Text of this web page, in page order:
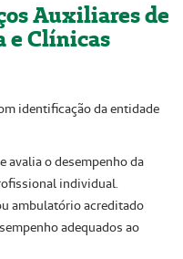
Auxiliares de
e Clínicas
identificação da entidade
avalia o desempenho da
individual.
ambulatório acreditado
adequados ao